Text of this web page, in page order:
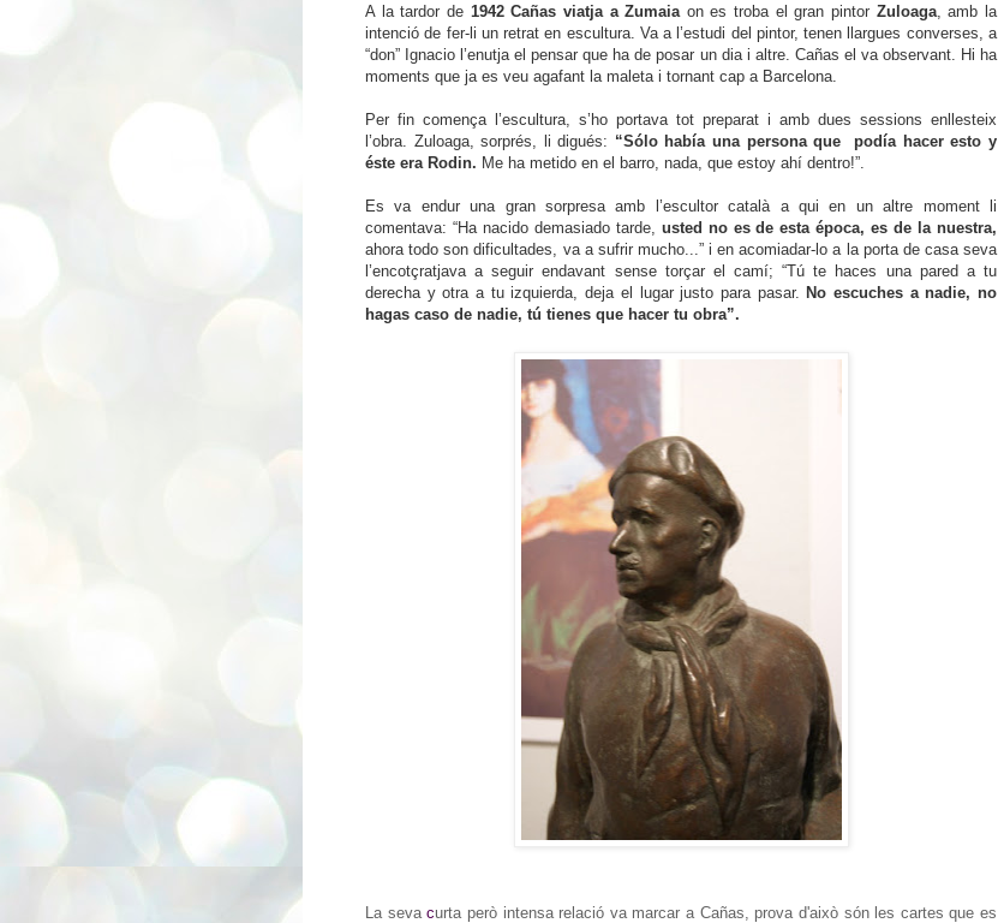
A la tardor de 1942 Cañas viatja a Zumaia on es troba el granpintor Zuloaga, amb la
intenció de fer-li un retrat en escultura. Va a l’estudi del pintor, tenen llargues converses, a
“don” Ignacio l’enutja el pensar que ha de posar un dia i altre. Cañas el va observant. Hi ha
moments que ja es veu agafant la maleta i tornant cap a Barcelona.
Per fin comença l’escultura, s’ho portava tot preparat i amb dues sessions enllesteix
l’obra. Zuloaga, sorprés, li digués: “Sólo había una persona que podía hacer esto y
éste era Rodin. Me ha metido en el barro, nada, que estoy ahí dentro!”.
Es va endur una gran sorpresa amb l’escultor català a qui en unaltre moment li
comentava: “Ha nacido demasiado tarde, usted no es de esta época, es de la nuestra,
ahora todo son dificultades, va a sufrir mucho...” i en acomiadar-lo a la porta de casa seva
l’encotçratjava a seguir endavant sense torçar el camí; “Tú te haces una pared a tu
derecha y otra a tu izquierda, deja el lugar justo para pasar.No escuches a nadie, no
hagas caso de nadie, tú tienes que hacer tu obra”.
La sevacurta però intensa relació va marcar a Cañas, prova d'això són les cartes que es